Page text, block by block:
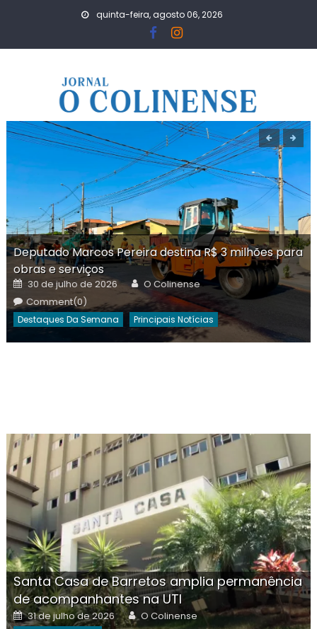
quinta-feira, agosto 06, 2026
Deputado Marcos Pereira destina R$ 3 milhões para
obras e serviços
Posted
on
30 de julho de 2026 Author
O Colinense
Comment(0)
Destaques Da Semana Principais Notícias
Santa Casa de Barretos amplia permanência
de acompanhantes na UTI
Posted
on
31 de julho de 2026 Author
O Colinense